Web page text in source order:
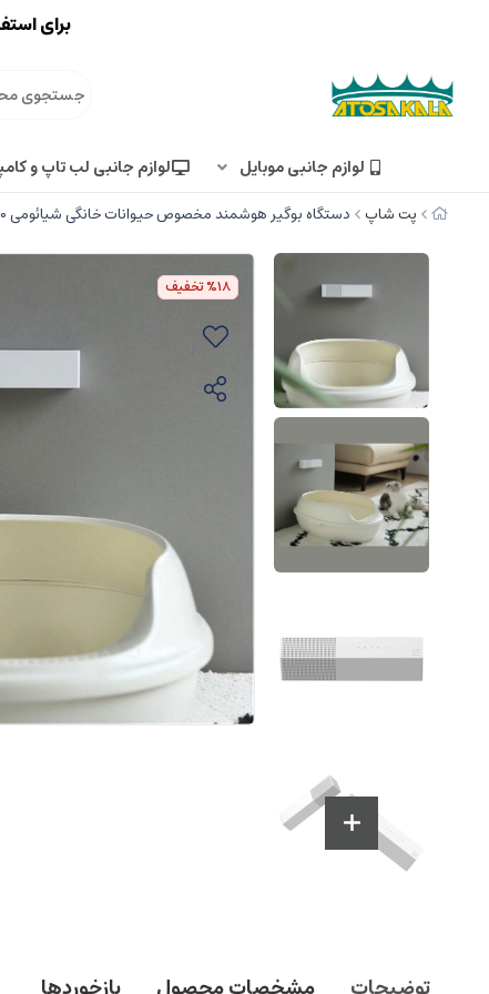
برای
لوازم جانبی موبایل لوازم جانبی لب تاپ و
پت شاپ دستگاه بوگیر هوشمند مخصوص حیوانات خانگی شیائومی P920
%18تخفیف